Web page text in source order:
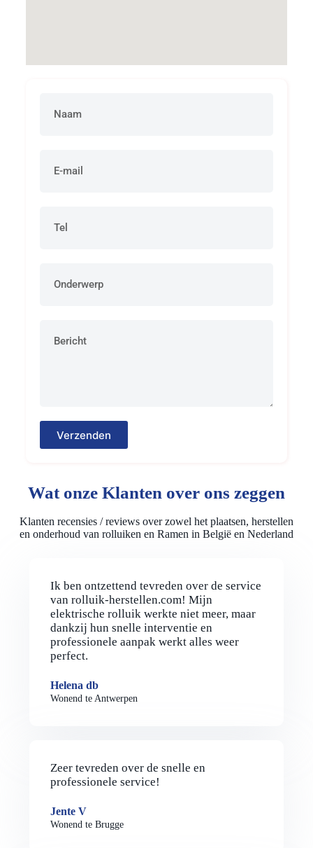
Verzenden
Wat onze Klanten over ons zeggen
Klanten recensies / reviews over zowel het plaatsen, herstellen
en onderhoud van rolluiken en Ramen in België en Nederland
Ik ben ontzettend tevreden over de service
van rolluik-herstellen.com! Mijn
elektrische rolluik werkte niet meer, maar
dankzij hun snelle interventie en
professionele aanpak werkt alles weer
perfect.
Helena db
Wonend te Antwerpen
Zeer tevreden over de snelle en
professionele service!
Jente V
Wonend te Brugge